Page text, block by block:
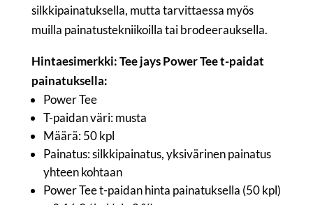
silkkipainatuksella, mutta tarvittaessa myös
muilla painatustekniikoilla tai brodeerauksella.
Hintaesimerkki: Tee jays Power Tee t-paidat
painatuksella:
Power Tee
T-paidan väri: musta
Määrä: 50 kpl
Painatus: silkkipainatus, yksivärinen painatus
yhteen kohtaan
Power Tee t-paidan hinta painatuksella (50 kpl)